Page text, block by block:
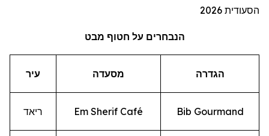
הסעודית
מבט חטוף על הנבחרים
עיר מסעדה הגדרה
ריאד Em Sherif Café Bib Gourmand